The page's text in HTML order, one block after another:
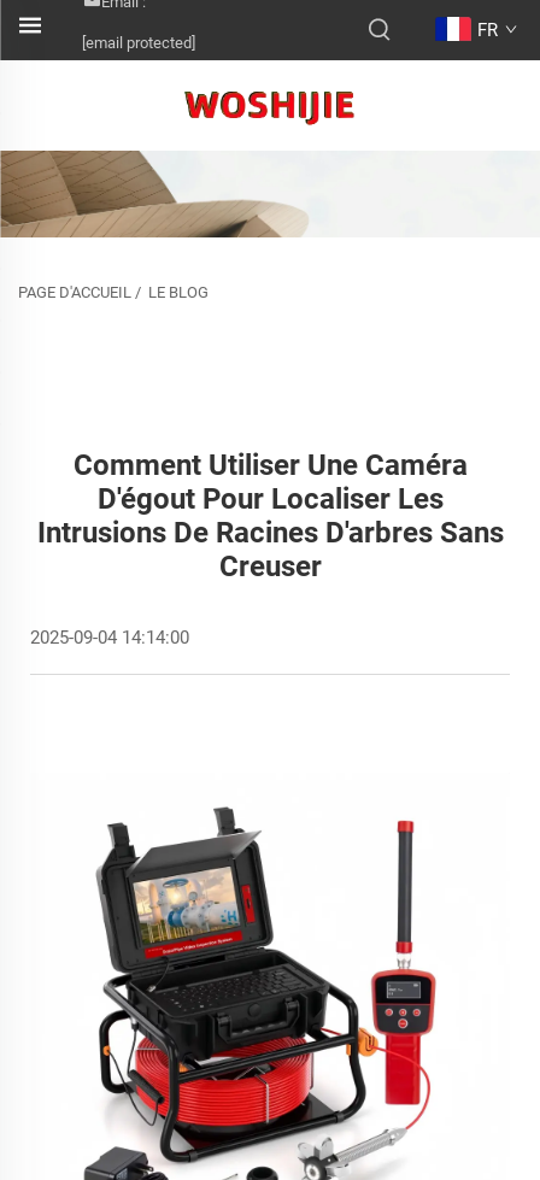
[email protected]
FR
PAGE D'ACCUEIL / LE BLOG
Comment Utiliser Une Caméra
D'égout Pour Localiser Les
Intrusions De Racines D'arbres Sans
Creuser
2025-09-04 14:14:00